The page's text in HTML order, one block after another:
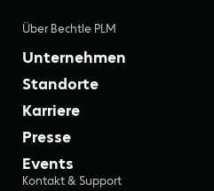
Über Bechtle PLM
Unternehmen
Standorte
Karriere
Presse
Events
Kontakt & Support